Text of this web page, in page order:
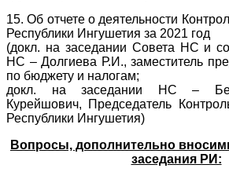
15. Об отчете о деятельности
Республики Ингушетия за 2021 год
(докл. на заседании Совета НС и
НС – Долгиева Р.И., заместитель
по бюджету и налогам;
докл. на заседании НС –
Курейшович, Председатель
Республики Ингушетия)
Вопросы, дополнительно
заседания РИ: